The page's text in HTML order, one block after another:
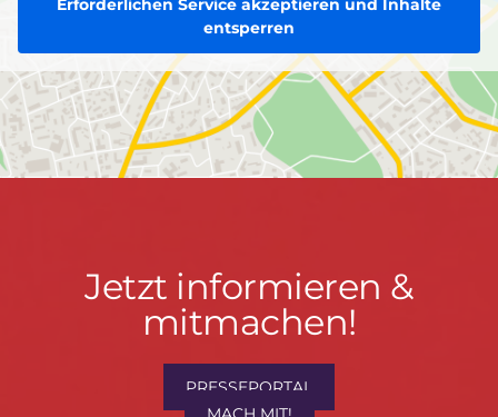
Erforderlichen Service akzeptieren und Inhalte
entsperren
Jetzt
informieren
mitmachen!
Jetzt informieren &
mitmachen!
PRESSEPORTAL